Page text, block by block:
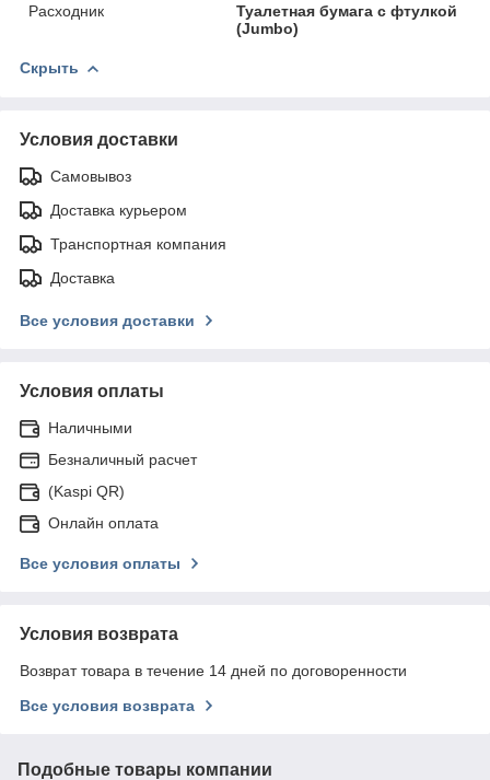
Расходник
Туалетная бумага с фтулкой
(Jumbo)
Скрыть
Условия доставки
Самовывоз
Доставка курьером
Транспортная компания
Доставка
Все условия доставки
Условия оплаты
Наличными
Безналичный расчет
(Kaspi QR)
Онлайн оплата
Все условия оплаты
Условия возврата
Возврат товара в течение 14 дней по договоренности
Все условия возврата
Подобные товары компании